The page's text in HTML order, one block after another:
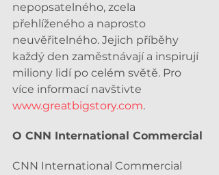
nepopsatelného, zcela
přehlíženého a naprosto
neuvěřitelného. Jejich příběhy
každý den zaměstnávají a inspirují
miliony lidí po celém světě. Pro
více informací navštivte
www.greatbigstory.com.
O CNN International Commercial
CNN International Commercial